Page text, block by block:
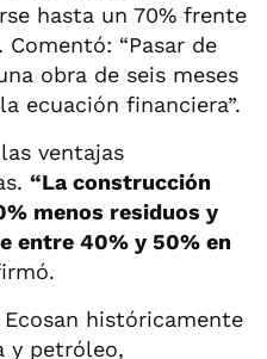
hasta un 70% frente
“Pasar de
obra de seis meses
ecuación financiera”.
ventajas
“La construcción
menos residuos y
entre 40% y 50% en
históricamente
y petróleo,